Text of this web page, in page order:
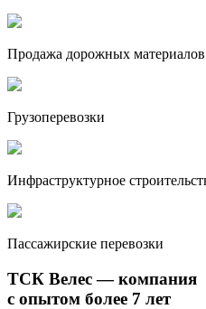
Продажа дорожных материалов
Грузоперевозки
Инфраструктурное
Пассажирские перевозки
ТСК Велес — компания
с опытом более 7 лет